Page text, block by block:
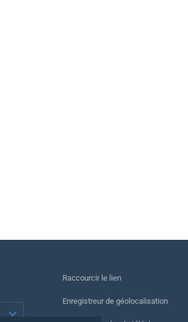
Raccourcir le lien
Enregistreur de géolocalisation